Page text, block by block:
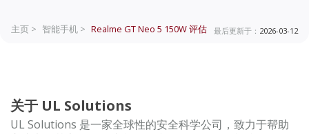
主页 > 智能手机 > Realme GT Neo 5 150W评估 最后更新于： 2026-03-12
关于 UL Solutions
UL Solutions 是一家全球性的安全科学公司，致力于帮助